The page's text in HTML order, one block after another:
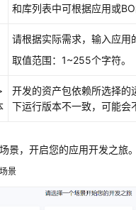
和库列表中可根据应用或BO
请根据实际需求，输入应用
取值范围：1~255个字符。
开发的资产包依赖所选择的
下运行版本不一致，可能会
景，开启您的应用开发之旅。
景